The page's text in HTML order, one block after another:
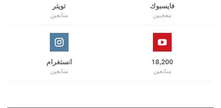
فايسبوك
معجبين
تويتر
متابعين
18,200
متابعين
انستغرام
متابعين